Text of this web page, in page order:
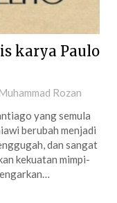
karya Paulo
Rozan
yang semula
berubah menjadi
dan sangat
kekuatan mimpi-